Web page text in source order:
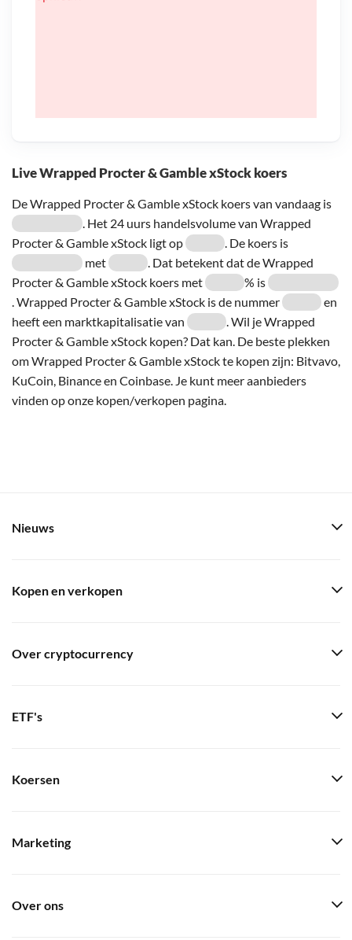
Live Wrapped Procter & Gamble xStock koers
De Wrapped Procter & Gamble xStock koers van vandaag is
. Het 24 uurs handelsvolume van Wrapped
Procter & Gamble xStock ligt op
. De koers is
met
. Dat betekent dat de Wrapped
Procter & Gamble xStock koers met
% is
. Wrapped Procter & Gamble xStock is de nummer
en
heeft een marktkapitalisatie van
. Wil je Wrapped
Procter & Gamble xStock kopen? Dat kan. De beste plekken
om Wrapped Procter & Gamble xStock te kopen zijn: Bitvavo,
KuCoin, Binance en Coinbase. Je kunt meer aanbieders
vinden op onze kopen/verkopen pagina.
Nieuws
Kopen en verkopen
Over cryptocurrency
ETF's
Koersen
Marketing
Over ons